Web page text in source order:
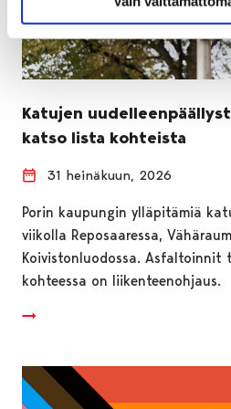
Katujen
katso lista kohteista
31 heinäkuun, 2026
Porin kaupungin ylläpitämiä
viikolla Reposaaressa,
Koivistonluodossa. Asfaltoinnit
kohteessa on liikenteenohjaus.